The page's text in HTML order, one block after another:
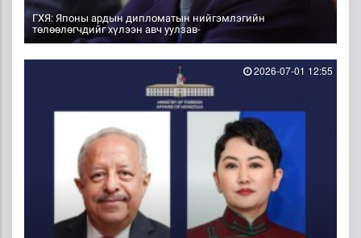
ГХЯ: Японы ардын дипломатын нийгэмлэгийн
төлөөлөгчдийг хүлээн авч уулзав-
2026-07-01 12:55